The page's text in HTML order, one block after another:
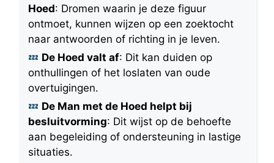
Hoed: Dromen waarin je deze figuur
ontmoet, kunnen wijzen op een zoektocht
naar antwoorden of richting in je leven.
De Hoed valt af: Dit kan duiden op
onthullingen of het loslaten van oude
overtuigingen.
De Man met de Hoed helpt bij
besluitvorming: Dit wijst op de behoefte
aan begeleiding of ondersteuning in lastige
situaties.